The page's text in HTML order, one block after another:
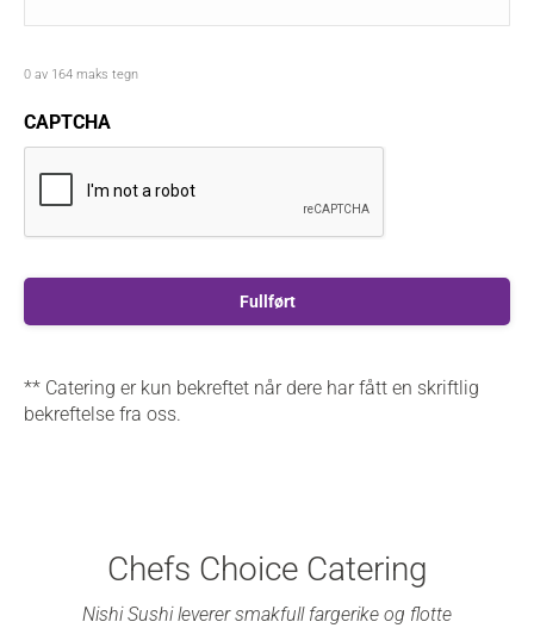
0 av 164 maks tegn
CAPTCHA
** Catering er kun bekreftet når dere har fått en skriftlig
bekreftelse fra oss.
Chefs Choice Catering
Nishi Sushi leverer smakfull fargerike og flotte